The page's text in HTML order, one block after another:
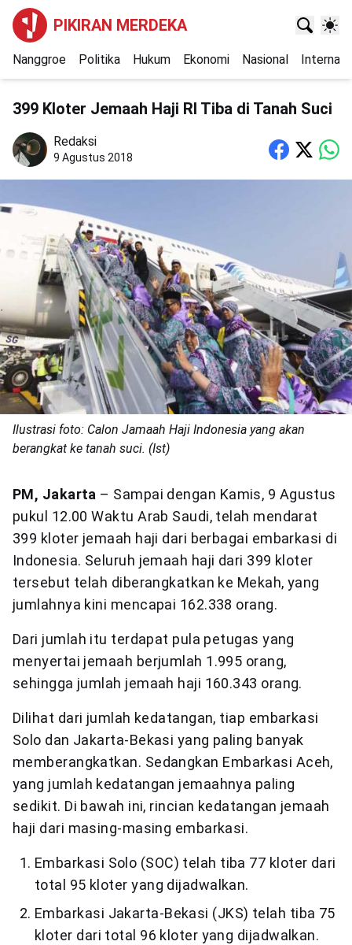
PIKIRAN MERDEKA
Nanggroe Politika Hukum Ekonomi Nasional
399 Kloter Jemaah Haji RI Tiba di Tanah Suci
Redaksi
9 Agustus 2018
Ilustrasi foto: Calon Jamaah Haji Indonesia yang akan
berangkat ke tanah suci. (Ist)
PM, Jakarta – Sampai dengan Kamis, 9 Agustus
pukul 12.00 Waktu Arab Saudi, telah mendarat
399 kloter jemaah haji dari berbagai embarkasi di
Indonesia. Seluruh jemaah haji dari 399 kloter
tersebut telah diberangkatkan ke Mekah, yang
jumlahnya kini mencapai 162.338 orang.
Dari jumlah itu terdapat pula petugas yang
menyertai jemaah berjumlah 1.995 orang,
sehingga jumlah jemaah haji 160.343 orang.
Dilihat dari jumlah kedatangan, tiap embarkasi
Solo dan Jakarta-Bekasi yang paling banyak
memberangkatkan. Sedangkan Embarkasi Aceh,
yang jumlah kedatangan jemaahnya paling
sedikit. Di bawah ini, rincian kedatangan jemaah
haji dari masing-masing embarkasi.
Embarkasi Solo (SOC) telah tiba 77 kloter dari
total 95 kloter yang dijadwalkan.
Embarkasi Jakarta-Bekasi (JKS) telah tiba 75
kloter dari total 96 kloter yang dijadwalkan.